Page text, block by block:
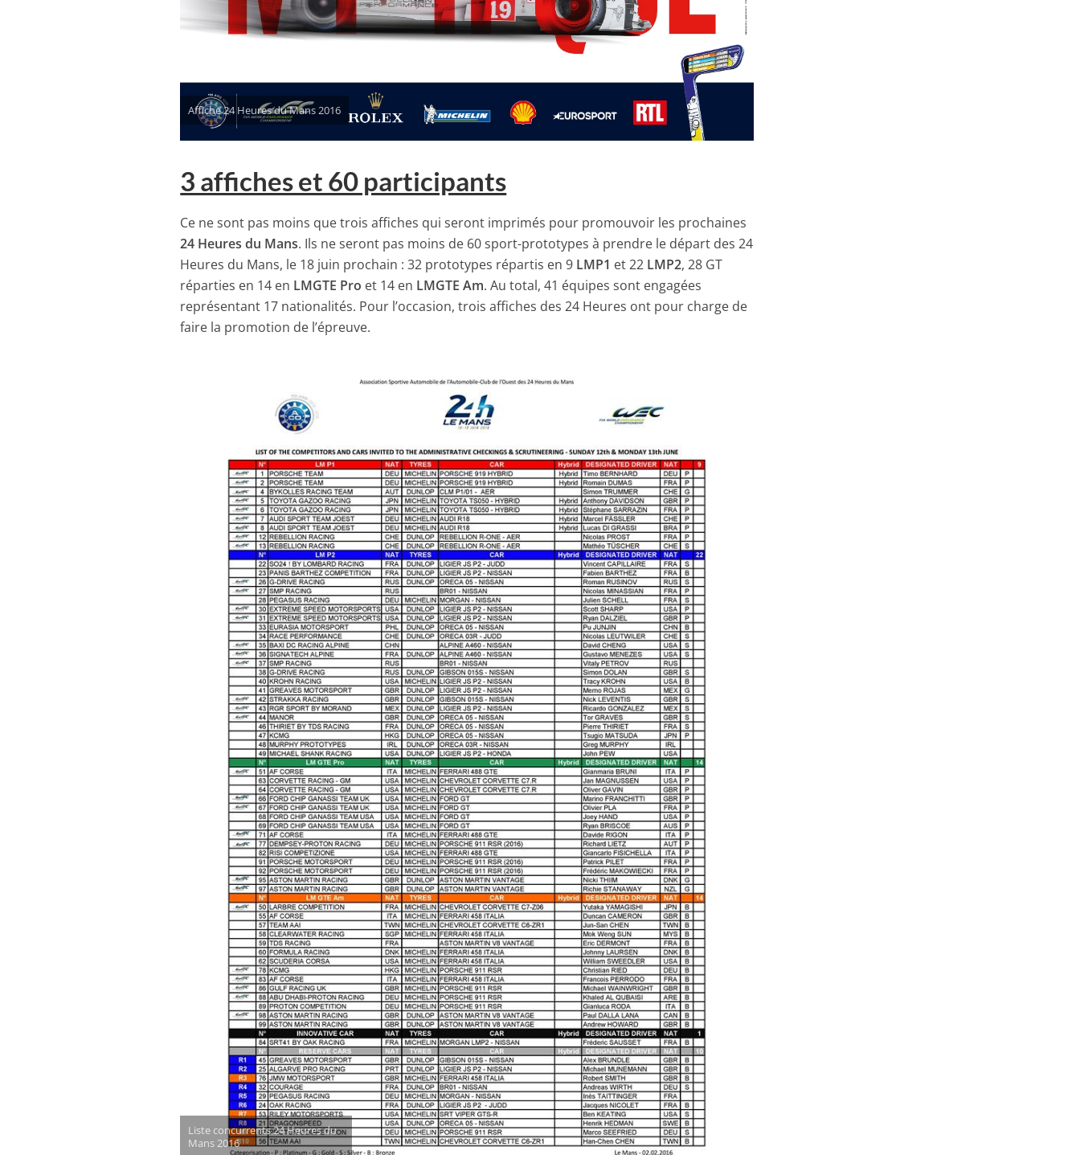
Affiche 24 Heures du Mans 2016
3 affiches et 60 participants
Ce ne sont pas moins que trois affiches qui seront imprimés pour promouvoir les prochaines
24 Heures du Mans. Ils ne seront pas moins de 60 sport-prototypes à prendre le départ des 24
Heures du Mans, le 18 juin prochain : 32 prototypes répartis en 9 LMP1 et 22 LMP2, 28 GT
réparties en 14 en LMGTE Pro et 14 en LMGTE Am. Au total, 41 équipes sont engagées
représentant 17 nationalités. Pour l’occasion, trois affiches des 24 Heures ont pour charge de
faire la promotion de l’épreuve.
Liste concurrents 24 Heures du
Mans 2016